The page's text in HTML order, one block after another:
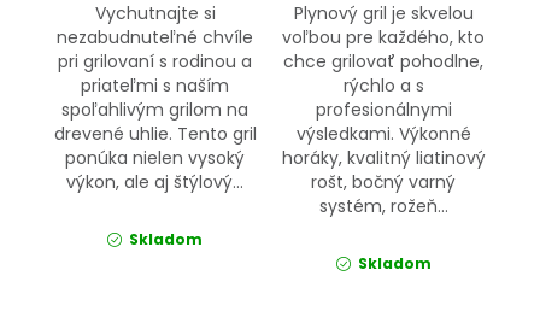
Vychutnajte si
nezabudnuteľné chvíle
pri grilovaní s rodinou a
priateľmi s naším
spoľahlivým grilom na
drevené uhlie. Tento gril
ponúka nielen vysoký
výkon, ale aj štýlový...
Skladom
Plynový gril je skvelou
voľbou pre každého, kto
chce grilovať pohodlne,
rýchlo a s
profesionálnymi
výsledkami. Výkonné
horáky, kvalitný liatinový
rošt, bočný varný
systém, rožeň...
Skladom